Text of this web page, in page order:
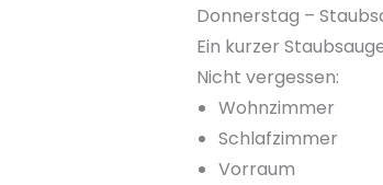
Donnerstag –
Ein kurzer
Nicht vergessen:
Wohnzimmer
Schlafzimmer
Vorraum